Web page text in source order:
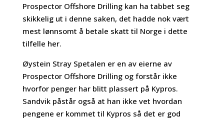
Prospector Offshore Drilling kan ha tabbet seg
skikkelig ut i denne saken, det hadde nok vært
mest lønnsomt å betale skatt til Norge i dette
tilfelle her.
Øystein Stray Spetalen er en av eierne av
Prospector Offshore Drilling og forstår ikke
hvorfor penger har blitt plassert på Kypros.
Sandvik påstår også at han ikke vet hvordan
pengene er kommet til Kypros så det er god